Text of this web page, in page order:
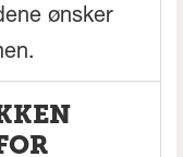
ønsker